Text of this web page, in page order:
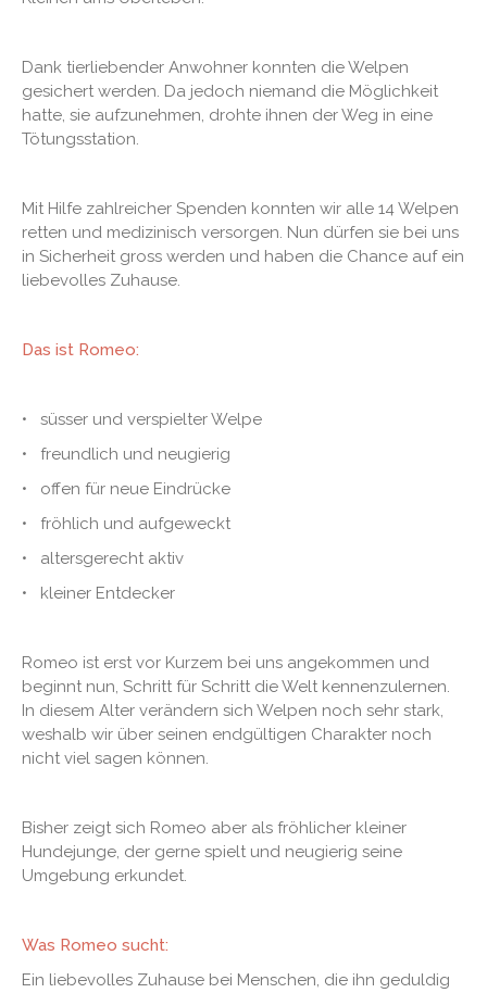
Dank tierliebender Anwohner konnten die Welpen
gesichert werden. Da jedoch niemand die Möglichkeit
hatte, sie aufzunehmen, drohte ihnen der Weg in eine
Tötungsstation.
Mit Hilfe zahlreicher Spenden konnten wir alle 14 Welpen
retten und medizinisch versorgen. Nun dürfen sie bei uns
in Sicherheit gross werden und haben die Chance auf ein
liebevolles Zuhause.
Das ist Romeo:
• süsser und verspielter Welpe
• freundlich und neugierig
• offen für neue Eindrücke
• fröhlich und aufgeweckt
• altersgerecht aktiv
• kleiner Entdecker
Romeo ist erst vor Kurzem bei uns angekommen und
beginnt nun, Schritt für Schritt die Welt kennenzulernen.
In diesem Alter verändern sich Welpen noch sehr stark,
weshalb wir über seinen endgültigen Charakter noch
nicht viel sagen können.
Bisher zeigt sich Romeo aber als fröhlicher kleiner
Hundejunge, der gerne spielt und neugierig seine
Umgebung erkundet.
Was Romeo sucht:
Ein liebevolles Zuhause bei Menschen, die ihn geduldig